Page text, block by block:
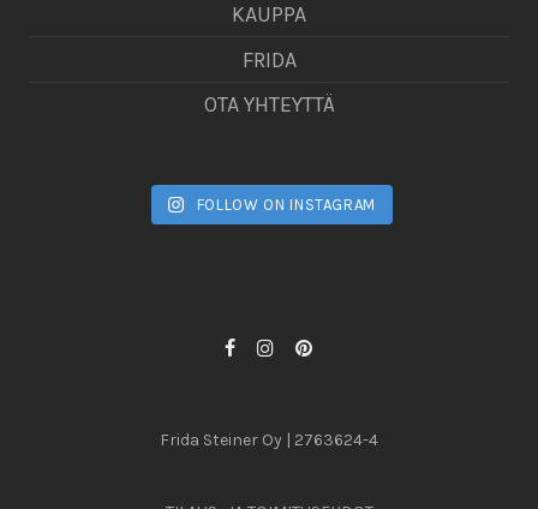
KAUPPA
FRIDA
OTA YHTEYTTÄ
FOLLOW ON INSTAGRAM
Frida Steiner Oy | 2763624-4